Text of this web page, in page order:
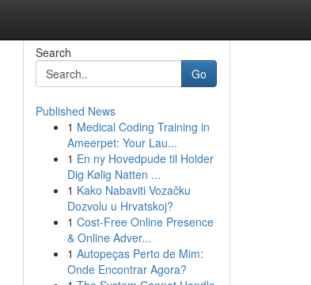
Search
Go
Published News
1 Medical Coding Training in
Ameerpet: Your Lau...
1 En ny Hovedpude til Holder
Dig Kølig Natten ...
1 Kako Nabaviti Vozačku
Dozvolu u Hrvatskoj?
1 Cost-Free Online Presence
& Online Adver...
1 Autopeças Perto de Mim:
Onde Encontrar Agora?